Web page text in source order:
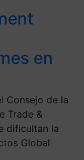
en
Consejo de la
Trade &
dificultan la
Global